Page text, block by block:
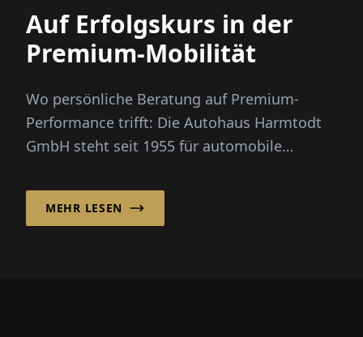
Auf Erfolgskurs in der
Premium-Mobilität
Wo persönliche Beratung auf Premium-
Performance trifft: Die Autohaus Harmtodt
GmbH steht seit 1955 für automobile
MEHR LESEN